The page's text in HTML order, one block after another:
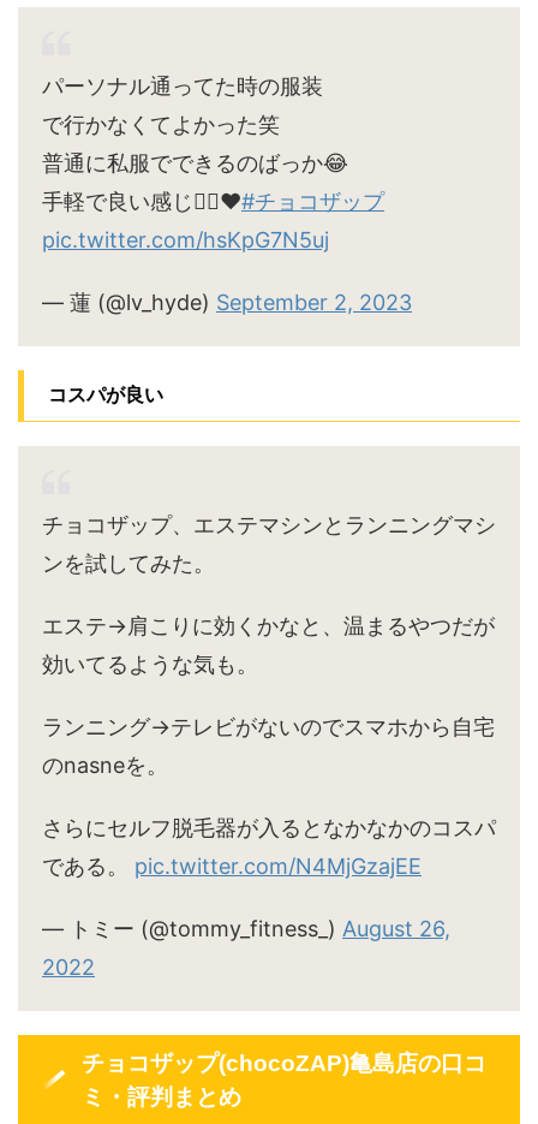
パーソナル通ってた時の服装
で行かなくてよかった笑
普通に私服でできるのばっか😂
手軽で良い感じ🙆‍♀️♥#チョコザップ
pic.twitter.com/hsKpG7N5uj
— 蓮 (@lv_hyde) September 2, 2023
コスパが良い
チョコザップ、エステマシンとランニングマシ
ンを試してみた。
エステ→肩こりに効くかなと、温まるやつだが
効いてるような気も。
ランニング→テレビがないのでスマホから自宅
のnasneを。
さらにセルフ脱毛器が入るとなかなかのコスパ
である。 pic.twitter.com/N4MjGzajEE
— トミー (@tommy_fitness_) August 26,
2022
チョコザップ(chocoZAP)亀島店の口コ
ミ・評判まとめ